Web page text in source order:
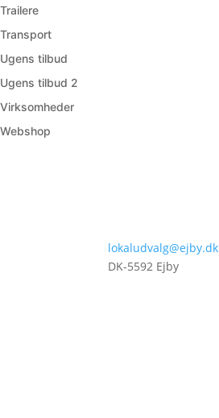
Trailere
Transport
Ugens tilbud
Ugens tilbud 2
Virksomheder
Webshop
lokaludvalg@ejby.dk
DK-5592 Ejby